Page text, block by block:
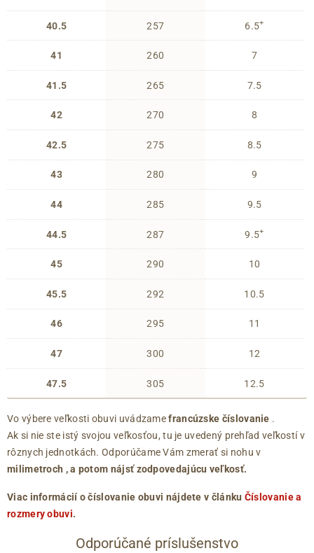
40.5
41
41.5
42
42.5
43
44
44.5
45
45.5
46
47
47.5
257
260
265
270
275
280
285
287
290
292
295
300
305
6.5+
7
7.5
8
8.5
9
9.5
9.5+
10
10.5
11
12
12.5
Vo výbere veľkosti obuvi uvádzamefrancúzske číslovanie .
Ak si nie ste istý svojou veľkosťou, tu je uvedený prehľad veľkostí v
rôznych jednotkách. Odporúčame Vám zmerať si nohu v
milimetroch , a potom nájsť zodpovedajúcu veľkosť.
Viac informácií o číslovanie obuvi nájdete v článku Číslovanie a
rozmery obuvi.
Odporúčané príslušenstvo